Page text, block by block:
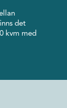
det
kvm med